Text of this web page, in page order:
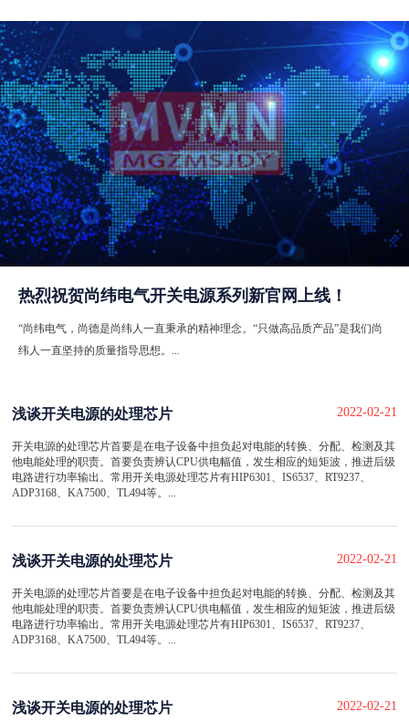
热烈祝贺尚纬电气开关电源系列新官网上线！
“尚纬电气，尚德是尚纬人一直秉承的精神理念。“只做高品质产品”是我们尚
纬人一直坚持的质量指导思想。...
浅谈开关电源的处理芯片 2022-02-21
开关电源的处理芯片首要是在电子设备中担负起对电能的转换、分配、检测及其
他电能处理的职责。首要负责辨认CPU供电幅值，发生相应的短矩波，推进后级
电路进行功率输出。常用开关电源处理芯片有HIP6301、IS6537、RT9237、
ADP3168、KA7500、TL494等。...
浅谈开关电源的处理芯片 2022-02-21
开关电源的处理芯片首要是在电子设备中担负起对电能的转换、分配、检测及其
他电能处理的职责。首要负责辨认CPU供电幅值，发生相应的短矩波，推进后级
电路进行功率输出。常用开关电源处理芯片有HIP6301、IS6537、RT9237、
ADP3168、KA7500、TL494等。...
浅谈开关电源的处理芯片 2022-02-21